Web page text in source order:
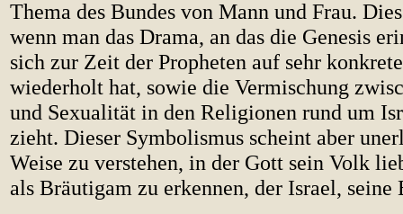
Thema des Bundes von Mann und Frau.
wenn man das Drama, an das die Genesis
sich zur Zeit der Propheten auf sehr
wiederholt hat, sowie die Vermischung
und Sexualität in den Religionen rund um
zieht. Dieser Symbolismus scheint aber
Weise zu verstehen, in der Gott sein Volk
als Bräutigam zu erkennen, der Israel,